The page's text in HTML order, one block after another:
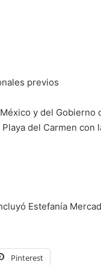
previos
y del
del Carmen con
Estefanía
Pinterest